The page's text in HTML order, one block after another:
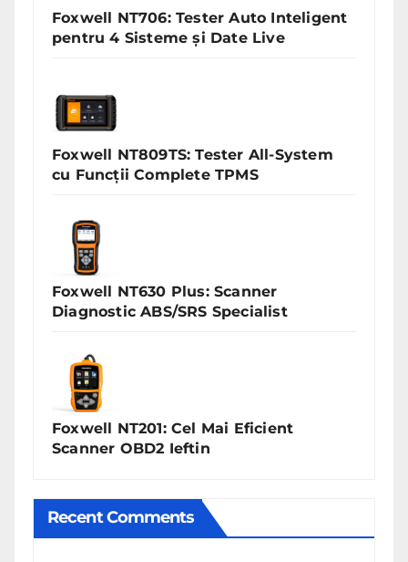
Foxwell NT706: Tester Auto Inteligent
pentru 4 Sisteme și Date Live
Foxwell NT809TS: Tester All-System
cu Funcții Complete TPMS
Foxwell NT630 Plus: Scanner
Diagnostic ABS/SRS Specialist
Foxwell NT201: Cel Mai Eficient
Scanner OBD2 Ieftin
Recent Comments